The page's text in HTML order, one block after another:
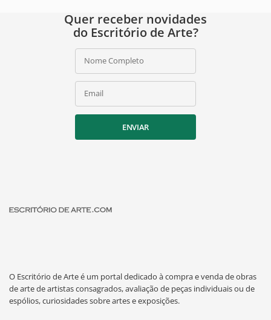
Quer receber novidades
do Escritório de Arte?
Nome Completo
Email
ENVIAR
O Escritório de Arte é um portal dedicado à compra e venda de obras
de arte de artistas consagrados, avaliação de peças individuais ou de
espólios, curiosidades sobre artes e exposições.